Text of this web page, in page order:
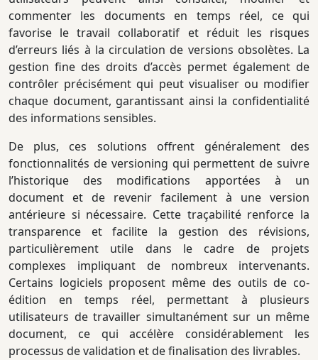
commenter les documents en temps réel, ce qui
favorise le travail collaboratif et réduit les risques
d’erreurs liés à la circulation de versions obsolètes. La
gestion fine des droits d’accès permet également de
contrôler précisément qui peut visualiser ou modifier
chaque document, garantissant ainsi la confidentialité
des informations sensibles.
De plus, ces solutions offrent généralement des
fonctionnalités de versioning qui permettent de suivre
l’historique des modifications apportées à un
document et de revenir facilement à une version
antérieure si nécessaire. Cette traçabilité renforce la
transparence et facilite la gestion des révisions,
particulièrement utile dans le cadre de projets
complexes impliquant de nombreux intervenants.
Certains logiciels proposent même des outils de co-
édition en temps réel, permettant à plusieurs
utilisateurs de travailler simultanément sur un même
document, ce qui accélère considérablement les
processus de validation et de finalisation des livrables.